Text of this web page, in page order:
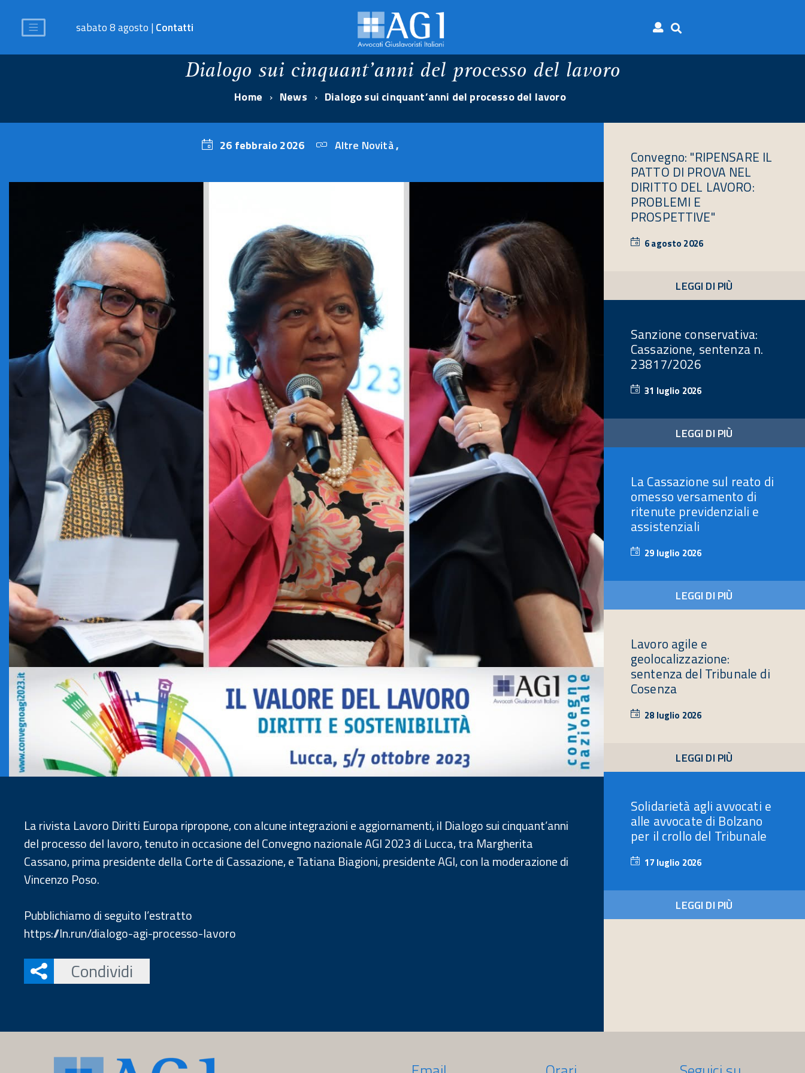
sabato 8 agosto | Contatti
Dialogo sui cinquant’anni del processo del lavoro
Home News Dialogo sui cinquant’anni del processo del lavoro
26 febbraio 2026
2026
Altre Novità,
La rivista Lavoro Diritti Europa ripropone, con alcune integrazioni e aggiornamenti, il Dialogo sui cinquant’anni
del processo del lavoro, tenuto in occasione del Convegno nazionale AGI 2023 di Lucca, tra Margherita
Cassano, prima presidente della Corte di Cassazione, e Tatiana Biagioni, presidente AGI, con la moderazione di
Vincenzo Poso.
Pubblichiamo di seguito l’estratto
https://ln.run/dialogo-agi-processo-lavoro
Condividi
Convegno: "RIPENSARE IL
PATTO DI PROVA NEL
DIRITTO DEL LAVORO:
PROBLEMI E
PROSPETTIVE"
6 agosto 2026
LEGGI DI PIÙ
Sanzione conservativa:
Cassazione, sentenza n.
23817/2026
31 luglio 2026
2026
LEGGI DI PIÙ
La Cassazione sul reato di
omesso versamento di
ritenute previdenziali e
assistenziali
29 luglio 2026
2026
LEGGI DI PIÙ
Lavoro agile e
geolocalizzazione:
sentenza del Tribunale di
Cosenza
28 luglio 2026
LEGGI DI PIÙ
Solidarietà agli avvocati e
alle avvocate di Bolzano
per il crollo del Tribunale
17 luglio 2026
2026
LEGGI DI PIÙ